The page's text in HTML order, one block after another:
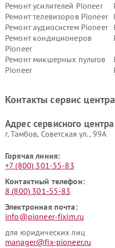
Ремонт усилителей Pioneer
Ремонт телевизоров Pioneer
Ремонт аудиосистем Pioneer
Ремонт кондиционеров
Pioneer
Ремонт микшерных пультов
Pioneer
Контакты сервис центра
Адрес сервисного
г. Тамбов, Советская ул., 99А
Горячая линия:
+7 (800) 301-55-83
Контактный телефон:
8 (800) 301-55-83
Электронная почта:
info@pioneer-fixim.ru
для юридических лиц
manager@fix-pioneer.ru